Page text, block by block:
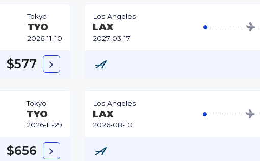
Tokyo
TYO
2026-11-10
$577
Los Angeles
LAX
2027-03-17
Tokyo
TYO
2026-11-29
$656
Los Angeles
LAX
2026-08-10